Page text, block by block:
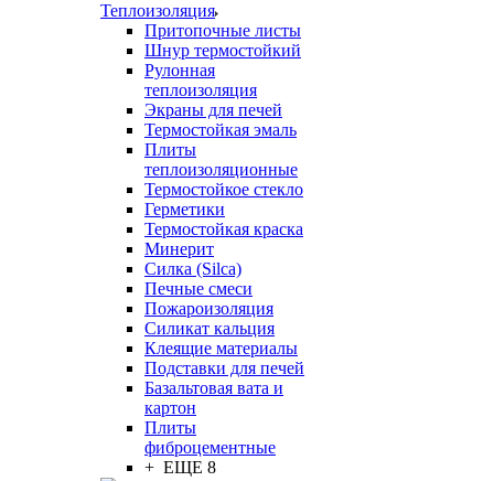
Теплоизоляция
Притопочные листы
Шнур термостойкий
Рулонная
теплоизоляция
Экраны для печей
Термостойкая эмаль
Плиты
теплоизоляционные
Термостойкое стекло
Герметики
Термостойкая краска
Минерит
Силка (Silca)
Печные смеси
Пожароизоляция
Силикат кальция
Клеящие материалы
Подставки для печей
Базальтовая вата и
картон
Плиты
фиброцементные
+ ЕЩЕ 8